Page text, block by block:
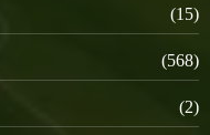
(15)
(568)
(2)